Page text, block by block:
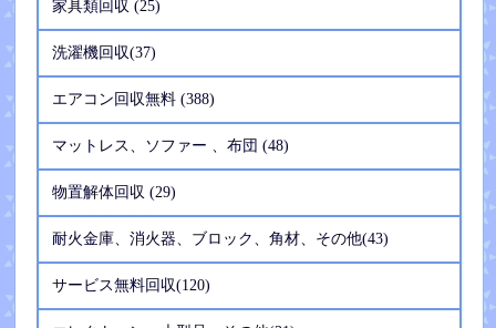
家具類回収 (25)
洗濯機回収(37)
エアコン回収無料 (388)
マットレス、ソファー 、布団 (48)
物置解体回収 (29)
耐火金庫、消火器、ブロック、角材、その他(43)
サービス無料回収(120)